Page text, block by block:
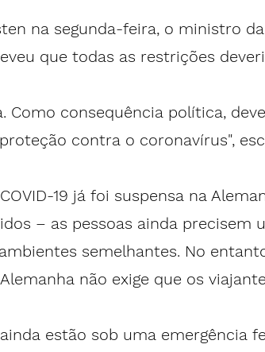
na segunda-feira, o ministro
que todas as restrições
Como consequência política,
contra o coronavírus",
19 já foi suspensa na
– as pessoas ainda precisem
semelhantes. No
não exige que os
estão sob uma emergência